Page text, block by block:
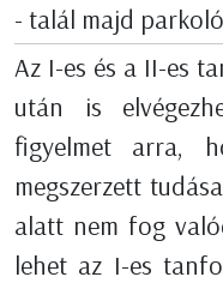
- talál majd
Az I-es és a II-es
után is
figyelmet arra,
megszerzett
alatt nem fog
lehet az I-es